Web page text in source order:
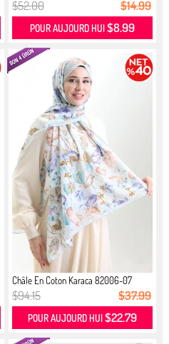
$52.00 $14.99
POUR AUJOURD HUI $8.99
Châle En Coton Karaca 82006-07
Bleu...
$94.15 $37.99
POUR AUJOURD HUI $22.79